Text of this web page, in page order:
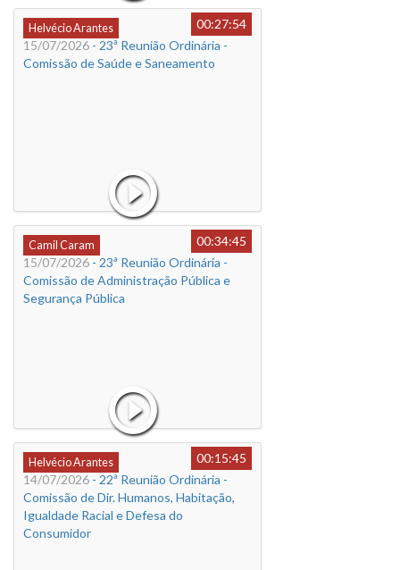
Helvécio Arantes
00:27:54
15/07/2026 - 23ª Reunião Ordinária -
Comissão de Saúde e Saneamento
Camil Caram
00:34:45
15/07/2026 - 23ª Reunião Ordinária -
Comissão de Administração Pública e
Segurança Pública
Helvécio Arantes
00:15:45
14/07/2026 - 22ª Reunião Ordinária -
Comissão de Dir. Humanos, Habitação,
Igualdade Racial e Defesa do
Consumidor